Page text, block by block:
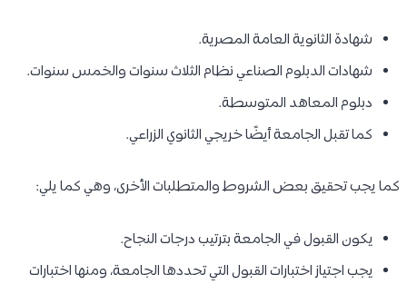
شهادة الثانوية العامة المصرية.
شهادات الدبلوم الصناعي نظام الثلاث سنوات والخمس سنوات.
دبلوم المعاهد المتوسطة.
كما تقبل الجامعة أيضًا خريجي الثانوي الزراعي.
كما يجب تحقيق بعض الشروط والمتطلبات الأخرى، وهي كما يلي:
يكون القبول في الجامعة بترتيب درجات النجاح.
يجب اجتياز اختبارات القبول التي تحددها الجامعة، ومنها اختبارات